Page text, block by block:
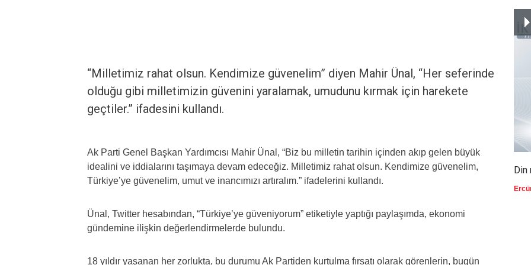
“Milletimiz rahat olsun. Kendimize güvenelim” diyen Mahir Ünal, “Her seferinde
olduğu gibi milletimizin güvenini yaralamak, umudunu kırmak için harekete
geçtiler.” ifadesini kullandı.
Ak Parti Genel Başkan Yardımcısı Mahir Ünal, “Biz bu milletin tarihin içinden akıp gelen büyük
idealini ve iddialarını taşımaya devam edeceğiz. Milletimiz rahat olsun. Kendimize güvenelim,
Türkiye’ye güvenelim, umut ve inancımızı artıralım.” ifadelerini kullandı.
Ünal, Twitter hesabından, “Türkiye’ye güveniyorum” etiketiyle yaptığı paylaşımda, ekonomi
gündemine ilişkin değerlendirmelerde bulundu.
18 yıldır yaşanan her zorlukta, bu durumu Ak Partiden kurtulma fırsatı olarak görenlerin, bugün
Din